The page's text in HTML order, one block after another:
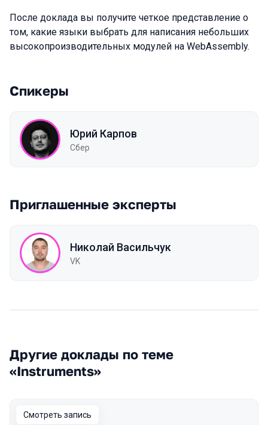
После доклада вы получите четкое представление о
том, какие языки выбрать для написания небольших
высокопроизводительных модулей на WebAssembly.
Спикеры
Юрий Карпов
Сбер
Приглашенные эксперты
Николай Васильчук
VK
Другие доклады по теме
«Instruments»
Смотреть запись